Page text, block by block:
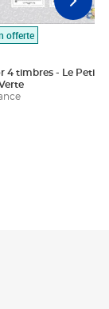
offerte
4 timbres - Le Petit